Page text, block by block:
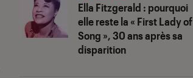
Ella Fitzgerald : pourquoi
elle reste la « First Lady of
Song », 30 ans après sa
disparition